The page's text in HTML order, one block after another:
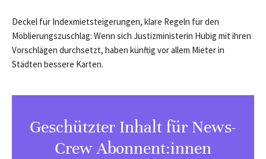
Deckel für Indexmietsteigerungen, klare Regeln für den
Möblierungszuschlag: Wenn sich Justizministerin Hubig mit ihren
Vorschlägen durchsetzt, haben künftig vor allem Mieter in
Städten bessere Karten.
Geschützter Inhalt für News-
Crew Abonnent:innen